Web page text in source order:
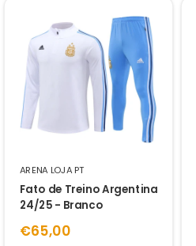
ARENA LOJA PT
Fato de Treino Argentina
24/25 - Branco
€65,00